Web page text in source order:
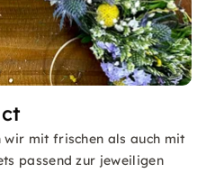
mit frischen als auch mit
passend zur jeweiligen